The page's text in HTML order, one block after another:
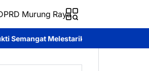
Murung Raya
Budaya Festival Budaya Tira Tangka